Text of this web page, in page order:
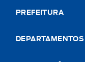
PREFEITURA
DEPARTAMENTOS